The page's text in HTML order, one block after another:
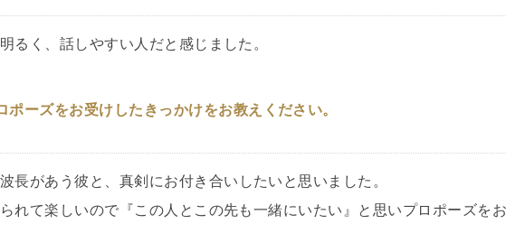
るく、話しやすい人だと感じました。
ポーズをお受けしたきっかけをお教えください。
長があう彼と、真剣にお付き合いしたいと思いました。
れて楽しいので『この人とこの先も一緒にいたい』と思いプロポーズをお